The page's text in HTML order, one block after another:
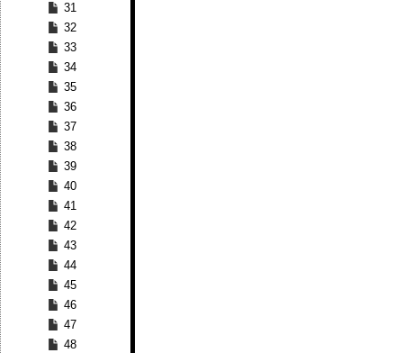
31
32
33
34
35
36
37
38
39
40
41
42
43
44
45
46
47
48